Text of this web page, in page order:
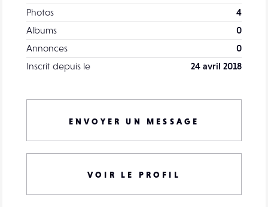
Photos
4
Albums
0
Annonces
0
Inscrit depuis le
24 avril 2018
ENVOYER UN MESSAGE
VOIR LE PROFIL